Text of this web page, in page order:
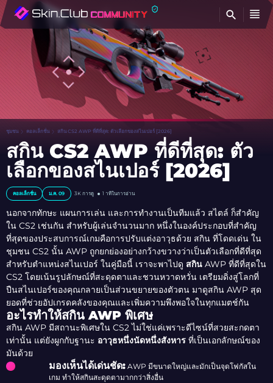
ค้
ชุมชน คอลเล็กชั่น สกิน CS2 AWP ที่ดีที่สุด: ตัวเลือกของสไนเปอร์ [2026]
สกิน CS2 AWP ที่ดีที่สุด: ตัว
เลือกของสไนเปอร์ [2026]
คอลเล็กชั่น ม.ค. 09 3K การดู 1 าทีในการอ่าน
นอกจากทักษะ แผนการเล่น และการทำงานเป็นทีมแล้ว สไตล์ ก็สำคัญ
ใน CS2 เช่นกัน สำหรับผู้เล่นจำนวนมาก หนึ่งในองค์ประกอบที่สำคัญ
ที่สุดของประสบการณ์เกมคือการปรับแต่งอาวุธด้วย สกิน ที่โดดเด่น ใน
ชุมชน CS2 นั้น AWP ถูกยกย่องอย่างกว้างขวางว่าเป็นตัวเลือกที่ดีที่สุด
สำหรับตำแหน่งสไนเปอร์ ในคู่มือนี้ เราจะพาไปดู สกิน AWP ที่ดีที่สุดใน
CS2 โดยเน้นรูปลักษณ์ที่สะดุดตาและชวนหวาดหวั่น เตรียมดิ่งสู่โลกที่
ปืนสไนเปอร์ของคุณกลายเป็นส่วนขยายของตัวตน มาดูสกิน AWP สุด
ยอดที่ช่วยอัปเกรดคลังของคุณและเพิ่มความพึงพอใจในทุกแมตช์กัน
อะไรทำให้สกิน AWP พิเศษ
สกิน AWP มีสถานะพิเศษใน CS2 ไม่ใช่แค่เพราะดีไซน์ที่สวยสะกดตา
เท่านั้น แต่ยังผูกกับฐานะ อาวุธหนึ่งนัดหนึ่งสังหาร ที่เป็นเอกลักษณ์ของ
มันด้วย
มองเห็นได้เด่นชัด: AWP มีขนาดใหญ่และมักเป็นจุดโฟกัสใน
เกม ทำให้สกินสะดุดตามากกว่าสิ่งอื่น